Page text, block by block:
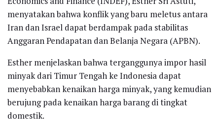
menyatakan bahwa konflik yang baru meletus antara
Iran dan Israel dapat berdampak pada stabilitas
Anggaran Pendapatan dan Belanja Negara (APBN).
Esther menjelaskan bahwa terganggunya impor hasil
minyak dari Timur Tengah ke Indonesia dapat
menyebabkan kenaikan harga minyak, yang kemudian
berujung pada kenaikan harga barang di tingkat
domestik.